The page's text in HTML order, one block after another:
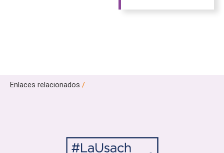
Enlaces relacionados /